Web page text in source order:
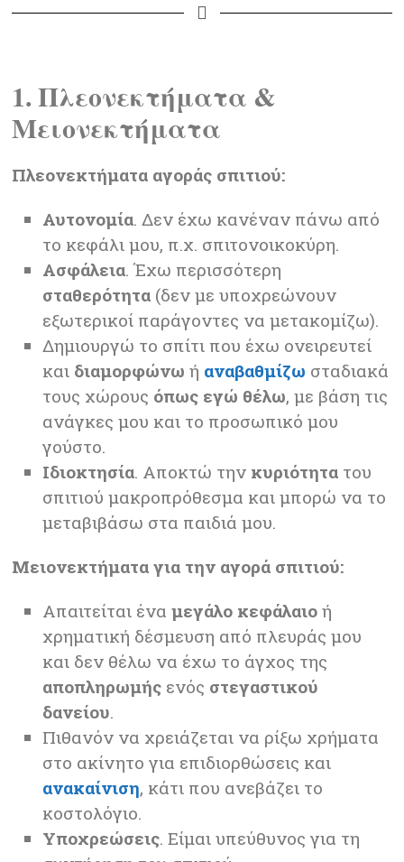
1. Πλεονεκτήματα &
Μειονεκτήματα
Πλεονεκτήματα αγοράς σπιτιού:
Αυτονομία. Δεν έχω κανέναν πάνω από
το κεφάλι μου, π.χ. σπιτονοικοκύρη.
Ασφάλεια. Έχω περισσότερη
σταθερότητα (δεν με υποχρεώνουν
εξωτερικοί παράγοντες να μετακομίζω).
Δημιουργώ το σπίτι που έχω ονειρευτεί
και διαμορφώνω ή αναβαθμίζω σταδιακά
τους χώρους όπως εγώ θέλω, με βάση τις
ανάγκες μου και το προσωπικό μου
γούστο.
Ιδιοκτησία. Αποκτώ την κυριότητα του
σπιτιού μακροπρόθεσμα και μπορώ να το
μεταβιβάσω στα παιδιά μου.
Μειονεκτήματα για την αγορά σπιτιού:
Απαιτείται ένα μεγάλο κεφάλαιοή
χρηματική δέσμευση από πλευράς μου
και δεν θέλω να έχω το άγχος της
αποπληρωμής ενός στεγαστικού
δανείου.
Πιθανόν να χρειάζεται να ρίξω χρήματα
στο ακίνητο για επιδιορθώσεις και
ανακαίνιση, κάτι που ανεβάζει το
κοστολόγιο.
Υποχρεώσεις. Είμαι υπεύθυνος για τη